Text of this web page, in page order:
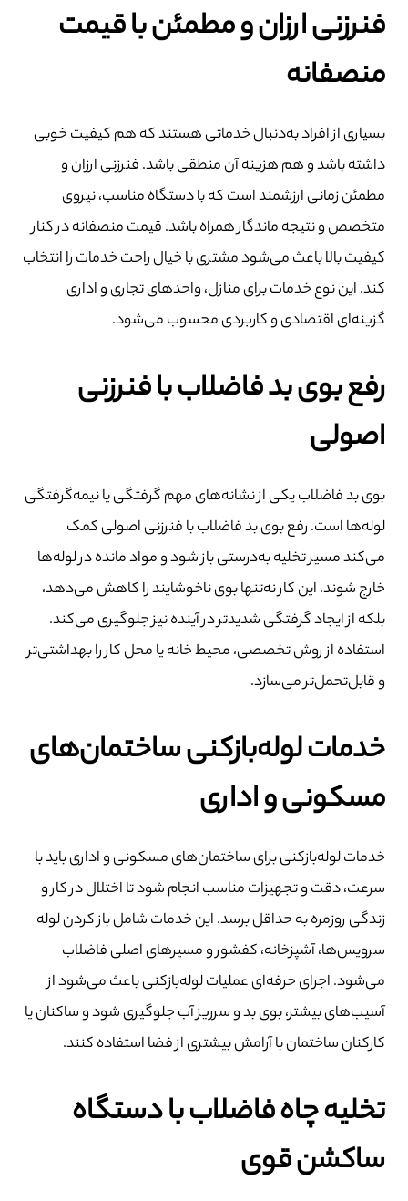
فنرزنی ارزان و مطمئن با قیمت
منصفانه
بسیاری از افراد به‌دنبال خدماتی هستند که هم کیفیت خوبی
داشته باشد و هم هزینه آن منطقی باشد. فنرزنی ارزان و
مطمئن زمانی ارزشمند است که با دستگاه مناسب، نیروی
متخصص و نتیجه ماندگار همراه باشد. قیمت منصفانه در کنار
کیفیت بالا باعث می‌شود مشتری با خیال راحت خدمات را انتخاب
کند. این نوع خدمات برای منازل، واحدهای تجاری و اداری
گزینه‌ای اقتصادی و کاربردی محسوب می‌شود.
رفع بوی بد فاضلاب با فنرزنی
اصولی
بوی بد فاضلاب یکی از نشانه‌های مهم گرفتگی یا نیمه‌گرفتگی
لوله‌ها است. رفع بوی بد فاضلاب با فنرزنی اصولی کمک
می‌کند مسیر تخلیه به‌درستی باز شود و مواد مانده در لوله‌ها
خارج شوند. این کار نه‌تنها بوی ناخوشایند را کاهش می‌دهد،
بلکه از ایجاد گرفتگی شدیدتر در آینده نیز جلوگیری می‌کند.
استفاده از روش تخصصی، محیط خانه یا محل کار را بهداشتی‌تر
و قابل‌تحمل‌تر می‌سازد.
خدمات لوله‌بازکنی ساختمان‌های
مسکونی و اداری
خدمات لوله‌بازکنی برای ساختمان‌های مسکونی و اداری باید با
سرعت، دقت و تجهیزات مناسب انجام شود تا اختلال در کار و
زندگی روزمره به حداقل برسد. این خدمات شامل باز کردن لوله
سرویس‌ها، آشپزخانه، کفشور و مسیرهای اصلی فاضلاب
می‌شود. اجرای حرفه‌ای عملیات لوله‌بازکنی باعث می‌شود از
آسیب‌های بیشتر، بوی بد و سرریز آب جلوگیری شود و ساکنان یا
کارکنان ساختمان با آرامش بیشتری از فضا استفاده کنند.
تخلیه چاه فاضلاب با دستگاه
ساکشن قوی